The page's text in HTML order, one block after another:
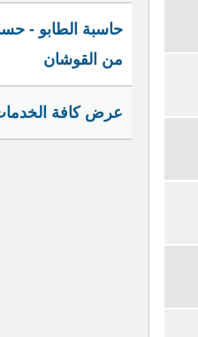
حاسبة الطابو -
من القوشان
عرض كافة